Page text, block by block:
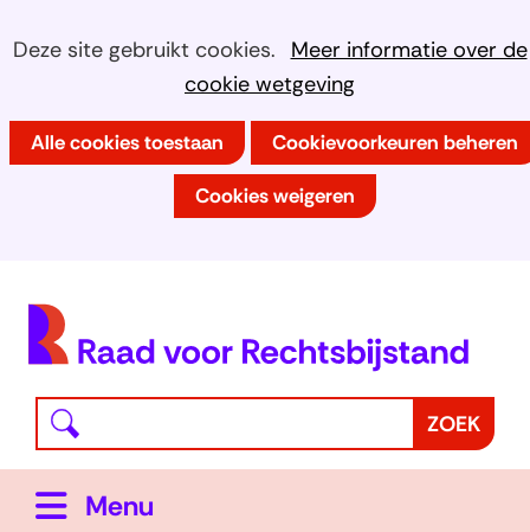
Cookies
Deze site gebruikt cookies.
Meer informatie over de
cookie wetgeving
Hier
het
gebruik
website
worden
toegestaan
Alle cookies toestaan Cookievoorkeuren beheren
Cookies weigeren
naar
de
inhoud
Waar
bent
naar
ZOEK
Menu